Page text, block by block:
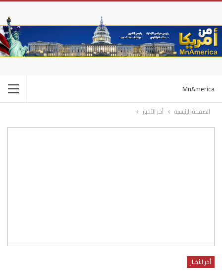
MnAmerica
الصفحة الرئيسية أخر الأخبار
أخر الأخبار